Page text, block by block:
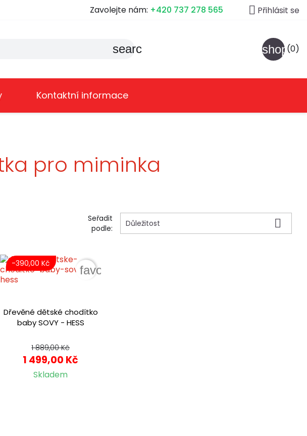
Zavolejte nám: +420 737 278 565  Přihlásit se
search (0)
Kontaktní informace
pro miminka
Seřadit
podle:
Důležitost 
Dřevěné dětské chodítko
baby SOVY - HESS
1 889,00 Kč
1 499,00 Kč
Skladem
-390,00 Kč
favorite_border